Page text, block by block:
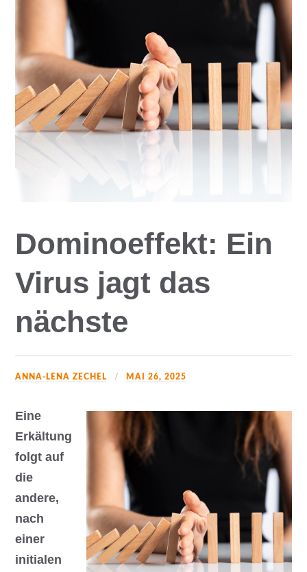
Dominoeffekt: Ein
Virus jagt das
nächste
ANNA-LENA ZECHEL MAI 26, 2025
Eine
Erkältung
folgt auf
die
andere,
nach
einer
initialen